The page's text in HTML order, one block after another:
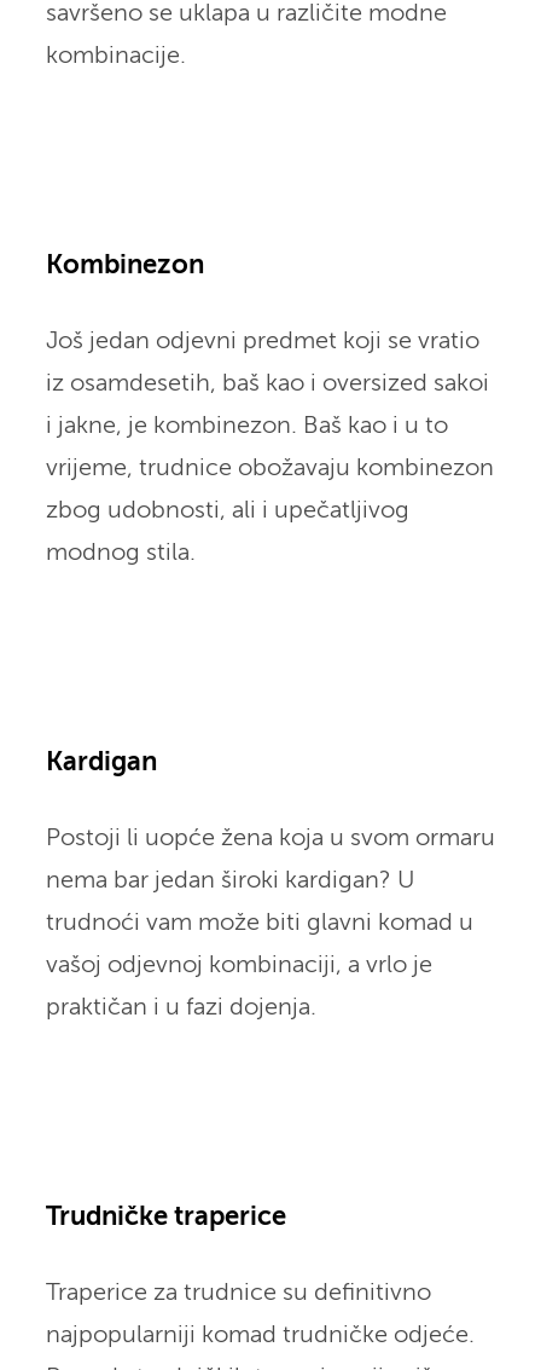
savršeno se uklapa u različite modne
kombinacije.
Kombinezon
Još jedan odjevni predmet koji se vratio
iz osamdesetih, baš kao i oversized sakoi
i jakne, je kombinezon. Baš kao i u to
vrijeme, trudnice obožavaju kombinezon
zbog udobnosti, ali i upečatljivog
modnog stila.
Kardigan
Postoji li uopće žena koja u svom ormaru
nema bar jedan široki kardigan? U
trudnoći vam može biti glavni komad u
vašoj odjevnoj kombinaciji, a vrlo je
praktičan i u fazi dojenja.
Trudničke traperice
Traperice za trudnice su definitivno
najpopularniji komad trudničke odjeće.